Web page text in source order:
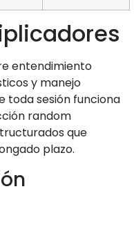
entendimiento
y manejo
toda sesión funciona
random
que
plazo.